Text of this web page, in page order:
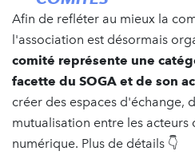
Afin de refléter au mieux la
l'association est désormais
comité représente une
facette du SOGA et de son
créer des espaces d'échange,
mutualisation entre les acteurs
numérique. Plus de détails 👇